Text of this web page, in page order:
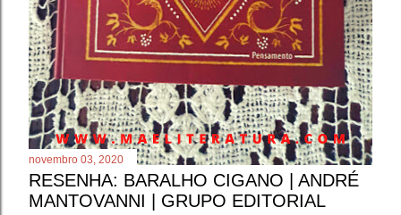
novembro 03, 2020
RESENHA: BARALHO CIGANO | ANDRÉ
MANTOVANNI | GRUPO EDITORIAL